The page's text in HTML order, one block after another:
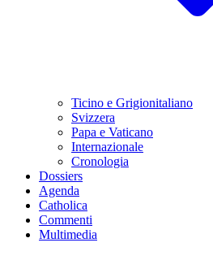
Ticino e Grigionitaliano
Svizzera
Papa e Vaticano
Internazionale
Cronologia
Dossiers
Agenda
Catholica
Commenti
Multimedia